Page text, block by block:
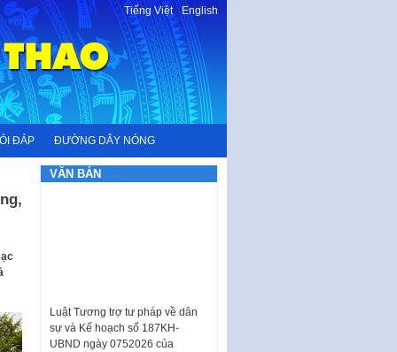
Tiếng Việt-English
ĐÁP ĐƯỜNG DÂY NÓNG
VĂN BẢN
UBND…
Ban hành Danh mục vị trí khai